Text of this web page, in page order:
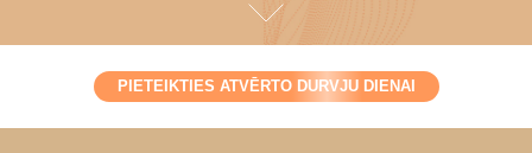
PIETEIKTIES ATVĒRTO DURVJU DIENAI